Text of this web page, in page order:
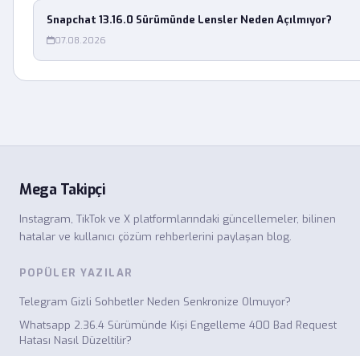
Snapchat 13.16.0 Sürümünde Lensler Neden Açılmıyor?
07.08.2026
Mega Takipçi
Instagram, TikTok ve X platformlarındaki güncellemeler, bilinen
hatalar ve kullanıcı çözüm rehberlerini paylaşan blog.
POPÜLER YAZILAR
Telegram Gizli Sohbetler Neden Senkronize Olmuyor?
Whatsapp 2.36.4 Sürümünde Kişi Engelleme 400 Bad Request
Hatası Nasıl Düzeltilir?